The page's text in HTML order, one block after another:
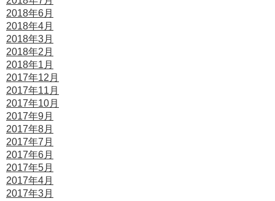
2018年6月
2018年4月
2018年3月
2018年2月
2018年1月
2017年12月
2017年11月
2017年10月
2017年9月
2017年8月
2017年7月
2017年6月
2017年5月
2017年4月
2017年3月